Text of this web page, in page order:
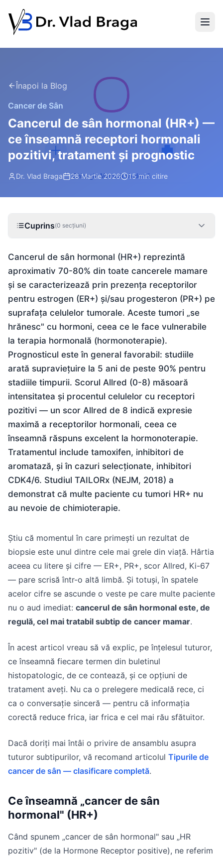
Înapoi la Blog
Cancer de Sân
Cancerul de sân hormonal (HR+) —
ce înseamnă receptori hormonali
pozitivi, tratament și prognostic
Dr. Vlad Braga 28 Martie 2026 15 mincitire
Cuprins(0 secțiuni)
Cancerul de sân hormonal (HR+) reprezintă
aproximativ 70-80% din toate cancerele mamare
și se caracterizează prin prezența receptorilor
pentru estrogen (ER+) și/sau progesteron (PR+) pe
suprafața celulelor tumorale. Aceste tumori „se
hrănesc" cu hormoni, ceea ce le face vulnerabile
la terapia hormonală (hormonoterapie).
Prognosticul este în general favorabil: studiile
arată supraviețuire la 5 ani de peste 90% pentru
stadiile timpurii. Scorul Allred (0-8) măsoară
intensitatea și procentul celulelor cu receptori
pozitivi — un scor Allred de 8 indică expresie
maximă a receptorilor hormonali, ceea ce
înseamnă răspuns excelent la hormonoterapie.
Tratamentul include tamoxifen, inhibitori de
aromatază, și în cazuri selecționate, inhibitori
CDK4/6. Studiul TAILORx (NEJM, 2018) a
demonstrat că multe paciente cu tumori HR+ nu
au nevoie de chimioterapie.
Știu că momentul în care primești un rezultat de
biopsie este unul dintre cele mai grele din viață. Hârtia
aceea cu litere și cifre — ER+, PR+, scor Allred, Ki-67
— pare scrisă într-o altă limbă. Și totuși, în spatele
acelor cifre se ascunde o veste pe care multe paciente
nu o aud imediat: cancerul de sân hormonal este, de
regulă, cel mai tratabil subtip de cancer mamar.
În acest articol vreau să vă explic, pe înțelesul tuturor,
ce înseamnă fiecare termen din buletinul
histopatologic, de ce contează, și ce opțiuni de
tratament aveți. Nu ca o prelegere medicală rece, ci
ca o conversație sinceră — pentru că informația
corectă reduce frica, iar frica e cel mai rău sfătuitor.
Dacă doriți mai întâi o privire de ansamblu asupra
tuturor subtipurilor, vă recomand articolul Tipurile de
cancer de sân — clasificare completă.
Ce înseamnă „cancer de sân
hormonal" (HR+)
Când spunem „cancer de sân hormonal" sau „HR
pozitiv" (de la Hormone Receptor positive), ne referim